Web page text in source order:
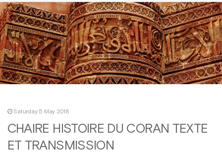
Saturday 5 May 2018
CHAIRE HISTOIRE DU CORAN TEXTE
ET TRANSMISSION